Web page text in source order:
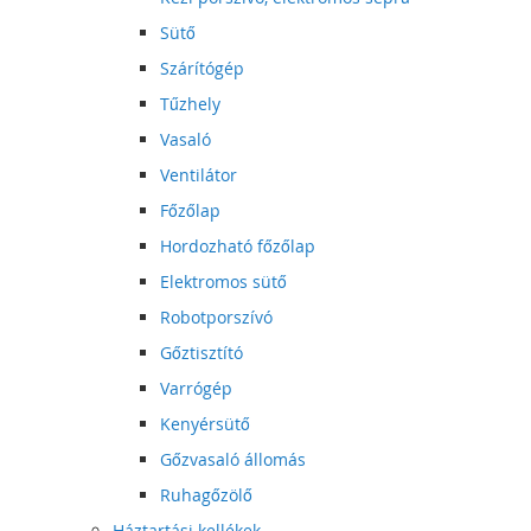
Sütő
Szárítógép
Tűzhely
Vasaló
Ventilátor
Főzőlap
Hordozható főzőlap
Elektromos sütő
Robotporszívó
Gőztisztító
Varrógép
Kenyérsütő
Gőzvasaló állomás
Ruhagőzölő